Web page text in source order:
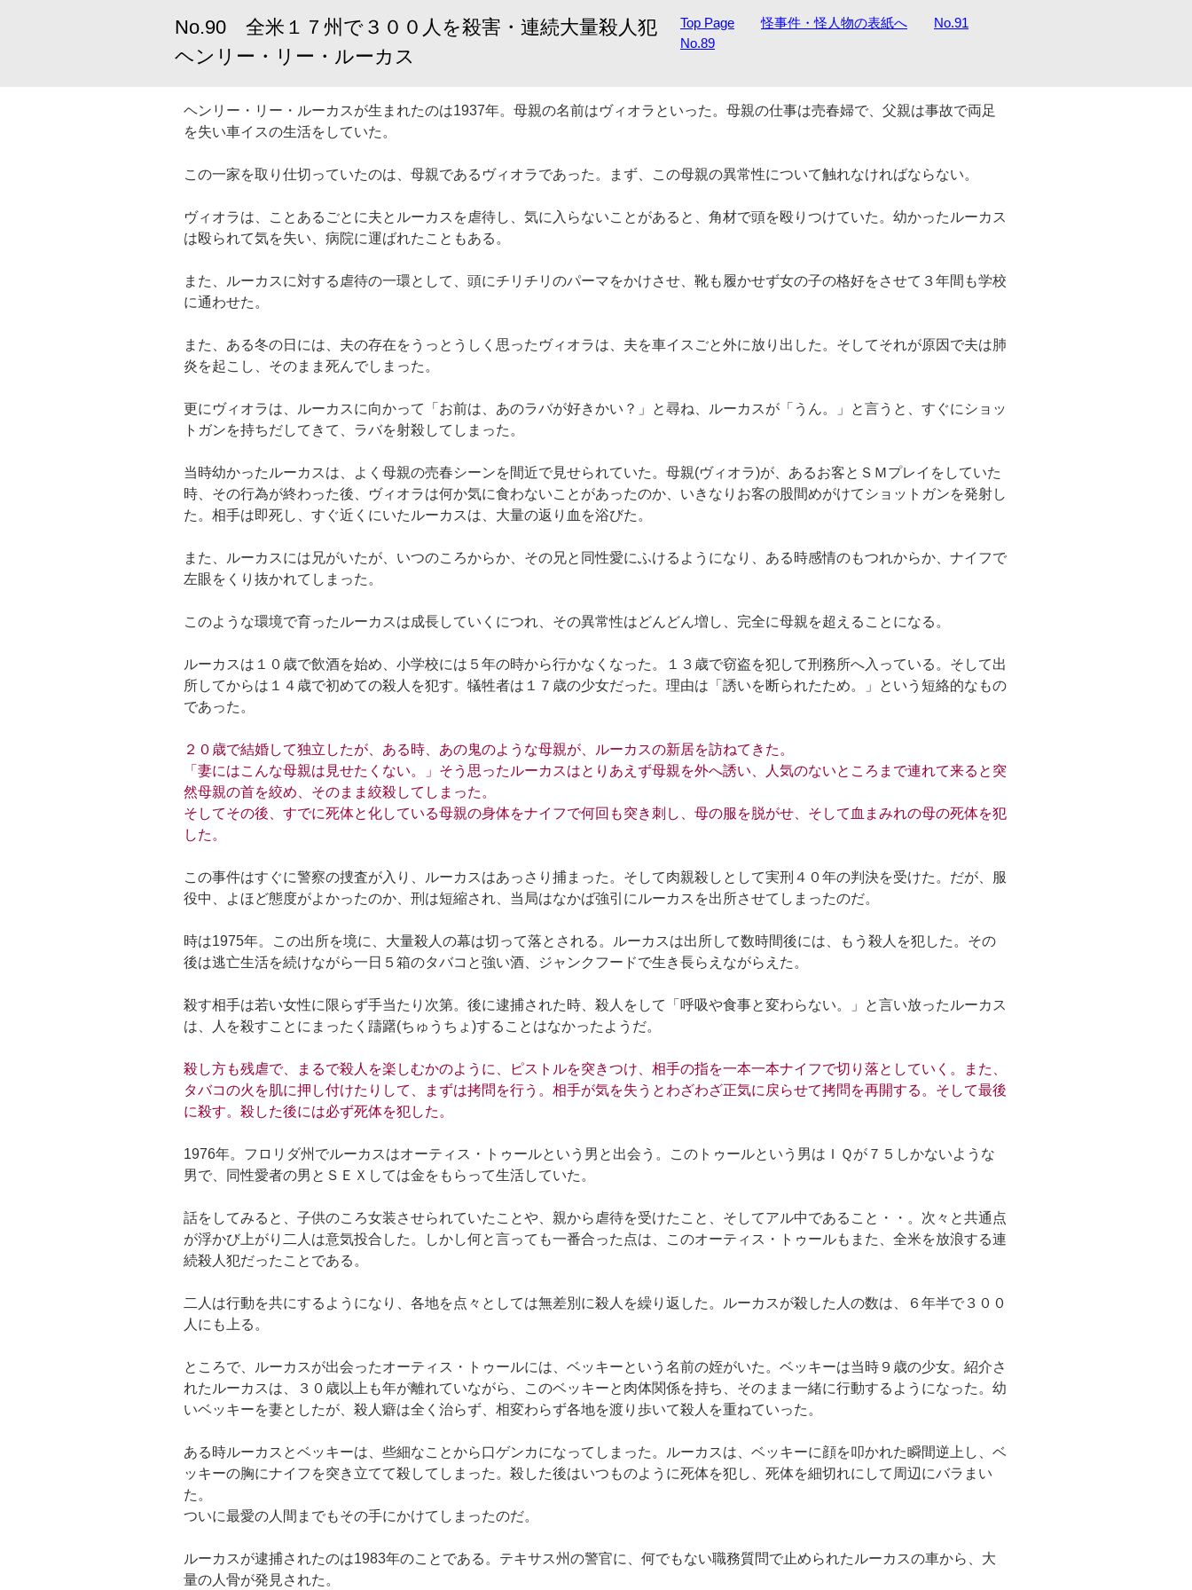
No.90 全米１７州で３００人を殺害・連続大量殺人犯
ヘンリー・リー・ルーカス
Top Page 怪事件・怪人物の表紙へ
No.91
No.89
ヘンリー・リー・ルーカスが生まれたのは1937年。母親の名前はヴィオラといった。母親の仕事は売春婦で、父親は事故で両足
を失い車イスの生活をしていた。
この一家を取り仕切っていたのは、母親であるヴィオラであった。まず、この母親の異常性について触れなければならない。
ヴィオラは、ことあるごとに夫とルーカスを虐待し、気に入らないことがあると、角材で頭を殴りつけていた。幼かったルーカス
は殴られて気を失い、病院に運ばれたこともある。
また、ルーカスに対する虐待の一環として、頭にチリチリのパーマをかけさせ、靴も履かせず女の子の格好をさせて３年間も学校
に通わせた。
また、ある冬の日には、夫の存在をうっとうしく思ったヴィオラは、夫を車イスごと外に放り出した。そしてそれが原因で夫は肺
炎を起こし、そのまま死んでしまった。
更にヴィオラは、ルーカスに向かって「お前は、あのラバが好きかい？」と尋ね、ルーカスが「うん。」と言うと、すぐにショッ
トガンを持ちだしてきて、ラバを射殺してしまった。
当時幼かったルーカスは、よく母親の売春シーンを間近で見せられていた。母親(ヴィオラ)が、あるお客とＳＭプレイをしていた
時、その行為が終わった後、ヴィオラは何か気に食わないことがあったのか、いきなりお客の股間めがけてショットガンを発射し
た。相手は即死し、すぐ近くにいたルーカスは、大量の返り血を浴びた。
また、ルーカスには兄がいたが、いつのころからか、その兄と同性愛にふけるようになり、ある時感情のもつれからか、ナイフで
左眼をくり抜かれてしまった。
このような環境で育ったルーカスは成長していくにつれ、その異常性はどんどん増し、完全に母親を超えることになる。
ルーカスは１０歳で飲酒を始め、小学校には５年の時から行かなくなった。１３歳で窃盗を犯して刑務所へ入っている。そして出
所してからは１４歳で初めての殺人を犯す。犠牲者は１７歳の少女だった。理由は「誘いを断られたため。」という短絡的なもの
であった。
２０歳で結婚して独立したが、ある時、あの鬼のような母親が、ルーカスの新居を訪ねてきた。
「妻にはこんな母親は見せたくない。」そう思ったルーカスはとりあえず母親を外へ誘い、人気のないところまで連れて来ると突
然母親の首を絞め、そのまま絞殺してしまった。
そしてその後、すでに死体と化している母親の身体をナイフで何回も突き刺し、母の服を脱がせ、そして血まみれの母の死体を犯
した。
この事件はすぐに警察の捜査が入り、ルーカスはあっさり捕まった。そして肉親殺しとして実刑４０年の判決を受けた。だが、服
役中、よほど態度がよかったのか、刑は短縮され、当局はなかば強引にルーカスを出所させてしまったのだ。
時は1975年。この出所を境に、大量殺人の幕は切って落とされる。ルーカスは出所して数時間後には、もう殺人を犯した。その
後は逃亡生活を続けながら一日５箱のタバコと強い酒、ジャンクフードで生き長らえながらえた。
殺す相手は若い女性に限らず手当たり次第。後に逮捕された時、殺人をして「呼吸や食事と変わらない。」と言い放ったルーカス
は、人を殺すことにまったく躊躇(ちゅうちょ)することはなかったようだ。
殺し方も残虐で、まるで殺人を楽しむかのように、ピストルを突きつけ、相手の指を一本一本ナイフで切り落としていく。また、
タバコの火を肌に押し付けたりして、まずは拷問を行う。相手が気を失うとわざわざ正気に戻らせて拷問を再開する。そして最後
に殺す。殺した後には必ず死体を犯した。
1976年。フロリダ州でルーカスはオーティス・トゥールという男と出会う。このトゥールという男はＩＱが７５しかないような
男で、同性愛者の男とＳＥＸしては金をもらって生活していた。
話をしてみると、子供のころ女装させられていたことや、親から虐待を受けたこと、そしてアル中であること・・。次々と共通点
が浮かび上がり二人は意気投合した。しかし何と言っても一番合った点は、このオーティス・トゥールもまた、全米を放浪する連
続殺人犯だったことである。
二人は行動を共にするようになり、各地を点々としては無差別に殺人を繰り返した。ルーカスが殺した人の数は、６年半で３００
人にも上る。
ところで、ルーカスが出会ったオーティス・トゥールには、ベッキーという名前の姪がいた。ベッキーは当時９歳の少女。紹介さ
れたルーカスは、３０歳以上も年が離れていながら、このベッキーと肉体関係を持ち、そのまま一緒に行動するようになった。幼
いベッキーを妻としたが、殺人癖は全く治らず、相変わらず各地を渡り歩いて殺人を重ねていった。
ある時ルーカスとベッキーは、些細なことから口ゲンカになってしまった。ルーカスは、ベッキーに顔を叩かれた瞬間逆上し、ベ
ッキーの胸にナイフを突き立てて殺してしまった。殺した後はいつものように死体を犯し、死体を細切れにして周辺にバラまい
た。
ついに最愛の人間までもその手にかけてしまったのだ。
ルーカスが逮捕されたのは1983年のことである。テキサス州の警官に、何でもない職務質問で止められたルーカスの車から、大
量の人骨が発見された。